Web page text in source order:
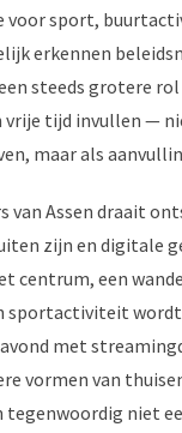
voor sport,
erkennen
steeds grotere
vrije tijd invullen —
maar als
van Assen draait
zijn en digitale
centrum, een
sportactiviteit wordt
met
vormen van
tegenwoordig niet